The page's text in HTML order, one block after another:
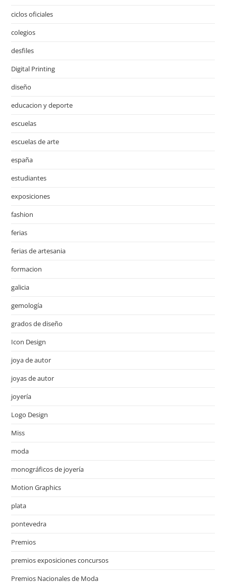
ciclos oficiales
colegios
desfiles
Digital Printing
diseño
educacion y deporte
escuelas
escuelas de arte
españa
estudiantes
exposiciones
fashion
ferias
ferias de artesania
formacion
galicia
gemología
grados de diseño
Icon Design
joya de autor
joyas de autor
joyería
Logo Design
Miss
moda
monográficos de joyería
Motion Graphics
plata
pontevedra
Premios
premios exposiciones concursos
Premios Nacionales de Moda